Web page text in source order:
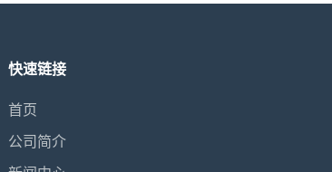
快速链接
首页
公司简介